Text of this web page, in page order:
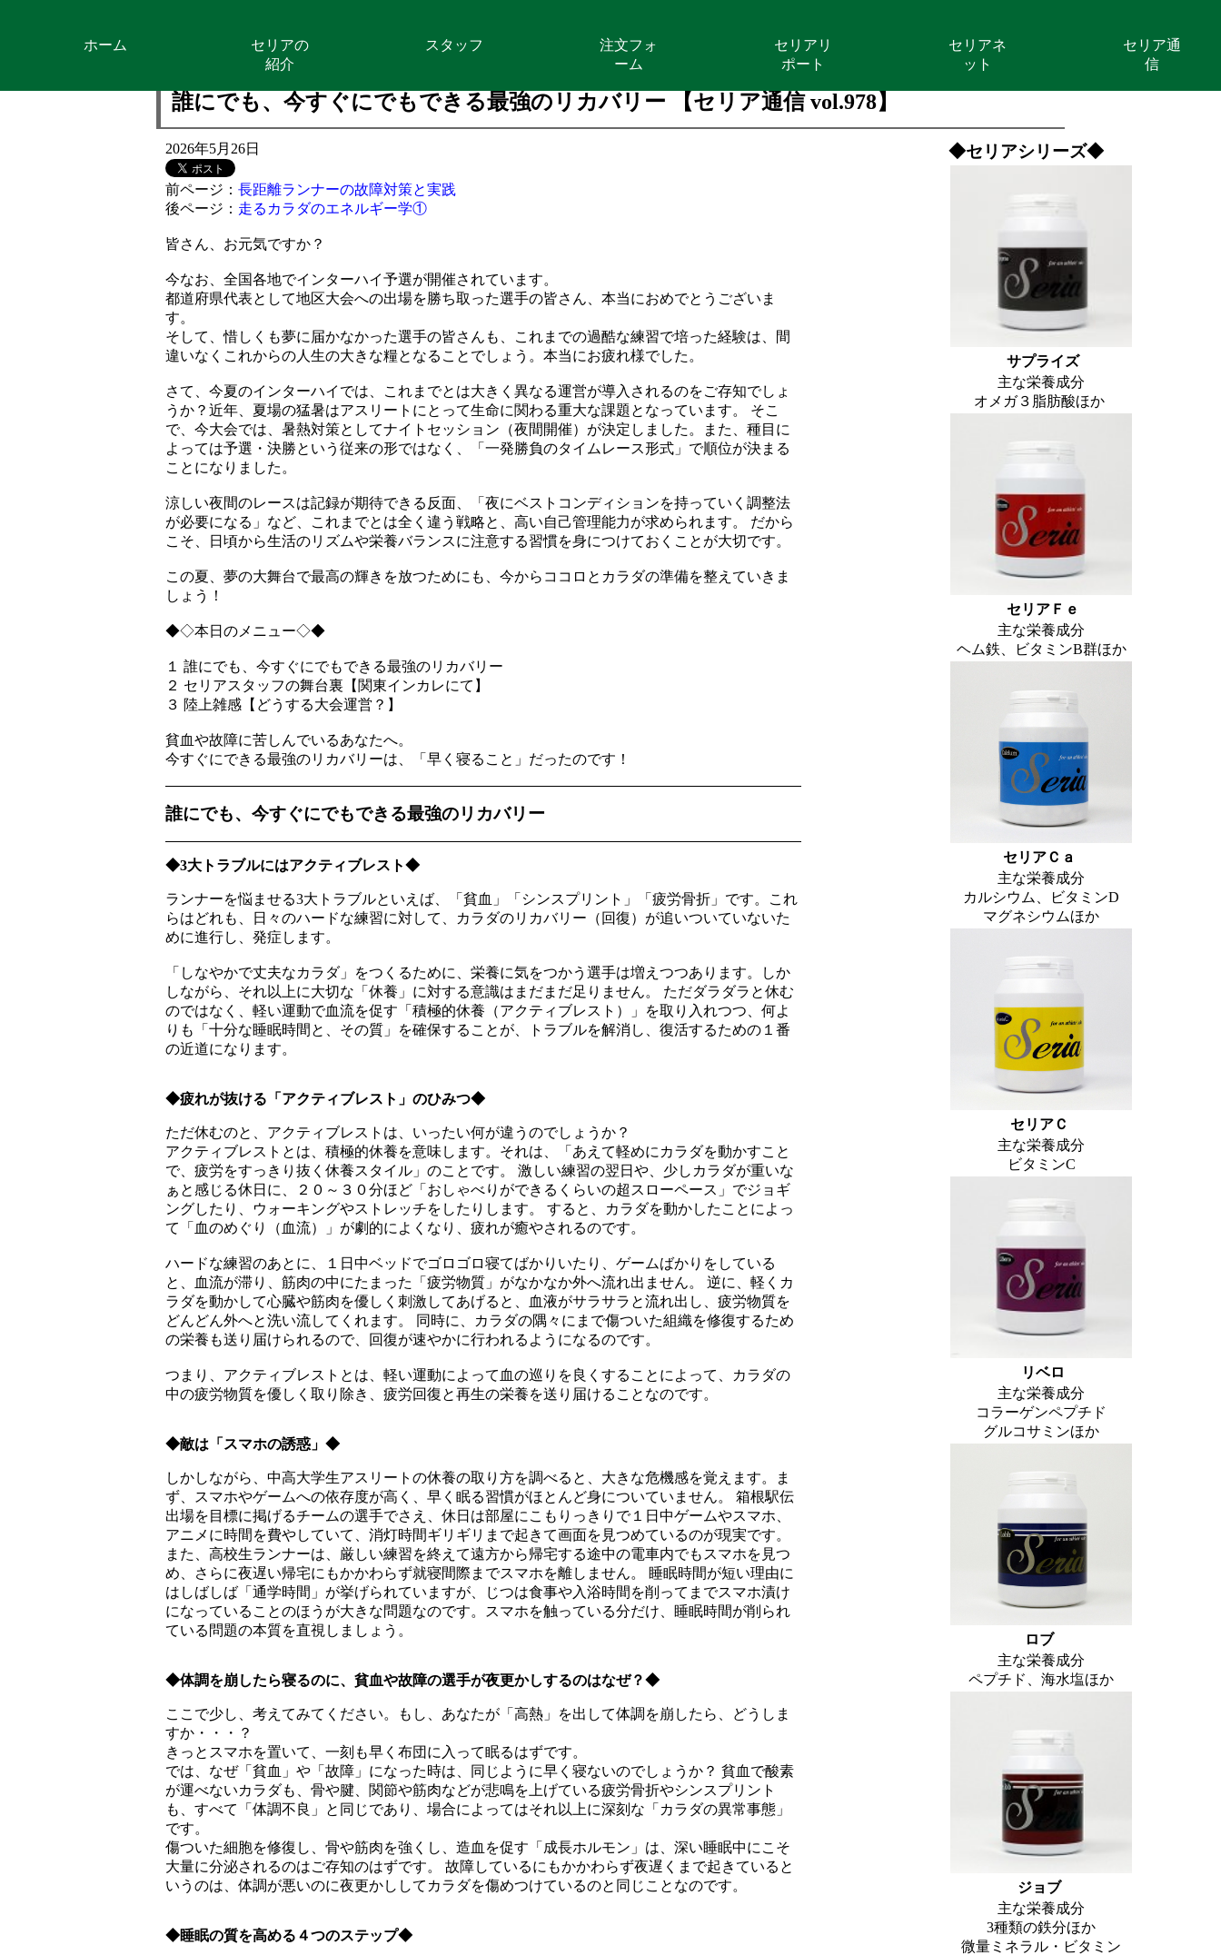
ホーム
セリアの
紹介
スタッフ
注文フォ
ーム
セリアリ
ポート
セリアネ
ット
セリア通
信
誰にでも、今すぐにでもできる最強のリカバリー 【セリア通信 vol.978】
2026年5月26日
前ページ： 長距離ランナーの故障対策と実践
後ページ： 走るカラダのエネルギー学①
皆さん、お元気ですか？
今なお、全国各地でインターハイ予選が開催されています。
都道府県代表として地区大会への出場を勝ち取った選手の皆さん、本当におめでとうございま
す。
そして、惜しくも夢に届かなかった選手の皆さんも、これまでの過酷な練習で培った経験は、間
違いなくこれからの人生の大きな糧となることでしょう。本当にお疲れ様でした。
さて、今夏のインターハイでは、これまでとは大きく異なる運営が導入されるのをご存知でしょ
うか？近年、夏場の猛暑はアスリートにとって生命に関わる重大な課題となっています。 そこ
で、今大会では、暑熱対策としてナイトセッション（夜間開催）が決定しました。また、種目に
よっては予選・決勝という従来の形ではなく、「一発勝負のタイムレース形式」で順位が決まる
ことになりました。
涼しい夜間のレースは記録が期待できる反面、「夜にベストコンディションを持っていく調整法
が必要になる」など、これまでとは全く違う戦略と、高い自己管理能力が求められます。 だから
こそ、日頃から生活のリズムや栄養バランスに注意する習慣を身につけておくことが大切です。
この夏、夢の大舞台で最高の輝きを放つためにも、今からココロとカラダの準備を整えていきま
しょう！
◆◇本日のメニュー◇◆
１ 誰にでも、今すぐにでもできる最強のリカバリー
２ セリアスタッフの舞台裏【関東インカレにて】
３ 陸上雑感【どうする大会運営？】
貧血や故障に苦しんでいるあなたへ。
今すぐにできる最強のリカバリーは、「早く寝ること」だったのです！
誰にでも、今すぐにでもできる最強のリカバリー
◆3大トラブルにはアクティブレスト◆
ランナーを悩ませる3大トラブルといえば、「貧血」「シンスプリント」「疲労骨折」です。これ
らはどれも、日々のハードな練習に対して、カラダのリカバリー（回復）が追いついていないた
めに進行し、発症します。
「しなやかで丈夫なカラダ」をつくるために、栄養に気をつかう選手は増えつつあります。しか
しながら、それ以上に大切な「休養」に対する意識はまだまだ足りません。 ただダラダラと休む
のではなく、軽い運動で血流を促す「積極的休養（アクティブレスト）」を取り入れつつ、何よ
りも「十分な睡眠時間と、その質」を確保することが、トラブルを解消し、復活するための１番
の近道になります。
◆疲れが抜ける「アクティブレスト」のひみつ◆
ただ休むのと、アクティブレストは、いったい何が違うのでしょうか？
アクティブレストとは、積極的休養を意味します。それは、「あえて軽めにカラダを動かすこと
で、疲労をすっきり抜く休養スタイル」のことです。 激しい練習の翌日や、少しカラダが重いな
ぁと感じる休日に、２０～３０分ほど「おしゃべりができるくらいの超スローペース」でジョギ
ングしたり、ウォーキングやストレッチをしたりします。 すると、カラダを動かしたことによっ
て「血のめぐり（血流）」が劇的によくなり、疲れが癒やされるのです。
ハードな練習のあとに、１日中ベッドでゴロゴロ寝てばかりいたり、ゲームばかりをしている
と、血流が滞り、筋肉の中にたまった「疲労物質」がなかなか外へ流れ出ません。 逆に、軽くカ
ラダを動かして心臓や筋肉を優しく刺激してあげると、血液がサラサラと流れ出し、疲労物質を
どんどん外へと洗い流してくれます。 同時に、カラダの隅々にまで傷ついた組織を修復するため
の栄養も送り届けられるので、回復が速やかに行われるようになるのです。
つまり、アクティブレストとは、軽い運動によって血の巡りを良くすることによって、カラダの
中の疲労物質を優しく取り除き、疲労回復と再生の栄養を送り届けることなのです。
◆敵は「スマホの誘惑」◆
しかしながら、中高大学生アスリートの休養の取り方を調べると、大きな危機感を覚えます。ま
ず、スマホやゲームへの依存度が高く、早く眠る習慣がほとんど身についていません。 箱根駅伝
出場を目標に掲げるチームの選手でさえ、休日は部屋にこもりっきりで１日中ゲームやスマホ、
アニメに時間を費やしていて、消灯時間ギリギリまで起きて画面を見つめているのが現実です。
また、高校生ランナーは、厳しい練習を終えて遠方から帰宅する途中の電車内でもスマホを見つ
め、さらに夜遅い帰宅にもかかわらず就寝間際までスマホを離しません。 睡眠時間が短い理由に
はしばしば「通学時間」が挙げられていますが、じつは食事や入浴時間を削ってまでスマホ漬け
になっていることのほうが大きな問題なのです。スマホを触っている分だけ、睡眠時間が削られ
ている問題の本質を直視しましょう。
◆体調を崩したら寝るのに、貧血や故障の選手が夜更かしするのはなぜ？◆
ここで少し、考えてみてください。もし、あなたが「高熱」を出して体調を崩したら、どうしま
すか・・・？
きっとスマホを置いて、一刻も早く布団に入って眠るはずです。
では、なぜ「貧血」や「故障」になった時は、同じように早く寝ないのでしょうか？ 貧血で酸素
が運べないカラダも、骨や腱、関節や筋肉などが悲鳴を上げている疲労骨折やシンスプリント
も、すべて「体調不良」と同じであり、場合によってはそれ以上に深刻な「カラダの異常事態」
です。
傷ついた細胞を修復し、骨や筋肉を強くし、造血を促す「成長ホルモン」は、深い睡眠中にこそ
大量に分泌されるのはご存知のはずです。 故障しているにもかかわらず夜遅くまで起きていると
いうのは、体調が悪いのに夜更かししてカラダを傷めつけているのと同じことなのです。
◆睡眠の質を高める４つのステップ◆
◆セリアシリーズ◆
サプライズ
主な栄養成分
オメガ３脂肪酸ほか
セリアＦｅ
主な栄養成分
ヘム鉄、ビタミンB群ほか
セリアＣａ
主な栄養成分
カルシウム、ビタミンD
マグネシウムほか
セリアＣ
主な栄養成分
ビタミンC
リベロ
主な栄養成分
コラーゲンペプチド
グルコサミンほか
ロブ
主な栄養成分
ペプチド、海水塩ほか
ジョブ
主な栄養成分
3種類の鉄分ほか
微量ミネラル・ビタミン